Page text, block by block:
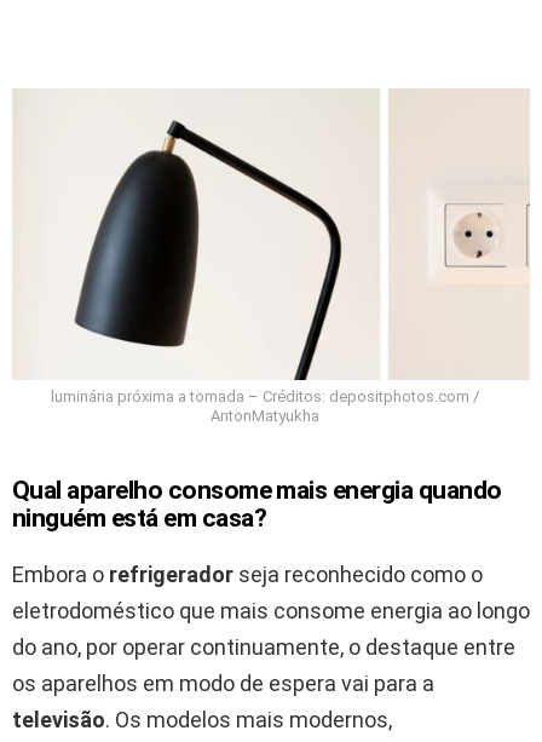
luminária próxima a tomada – Créditos: depositphotos.com /
AntonMatyukha
Qual aparelho consome mais energia quando
ninguém está em casa?
Embora o refrigerador seja reconhecido como o
eletrodoméstico que mais consome energia ao longo
do ano, por operar continuamente, o destaque entre
os aparelhos em modo de espera vai para a
televisão. Os modelos mais modernos,